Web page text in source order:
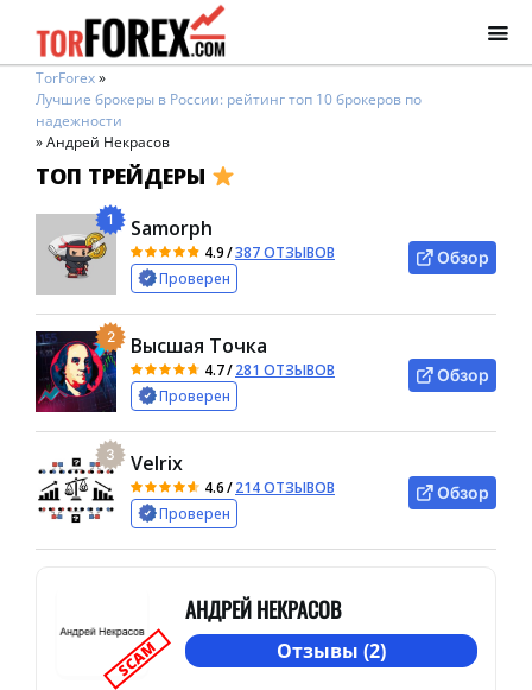
TorForex»
Лучшие брокеры в России: рейтинг топ 10 брокеров по
надежности
»Андрей Некрасов
ТОП ТРЕЙДЕРЫ
1 Samorph
4.9/387 ОТЗЫВОВ
Проверен
Обзор
2 Высшая Точка
4.7/281 ОТЗЫВОВ
Проверен
Обзор
3 Velrix
4.6/214 ОТЗЫВОВ
Проверен
Обзор
SCAM
АНДРЕЙ НЕКРАСОВ
Отзывы (2)